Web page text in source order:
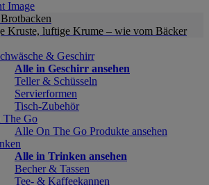
Kruste, luftige Krume – wie vom Bäcker
& Geschirr
Alle in Geschirr ansehen
Teller & Schüsseln
Servierformen
Tisch-Zubehör
The Go
Alle On The Go Produkte ansehen
Alle in Trinken ansehen
Becher & Tassen
Tee- & Kaffeekannen